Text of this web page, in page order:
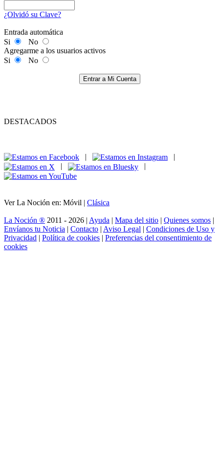
¿Olvidó su Clave?
Entrada automática
Si
No
Agregarme a los usuarios activos
Si
No
Entrar a Mi Cuenta
DESTACADOS
|
|
|
|
Ver La Noción en: Móvil | Clásica
La Noción ® 2011 - 2026 | Ayuda | Mapa del sitio | Quienes somos |
Envíanos tu Noticia | Contacto | Aviso Legal | Condiciones de Uso y
Privacidad | Política de cookies | Preferencias del consentimiento de
cookies